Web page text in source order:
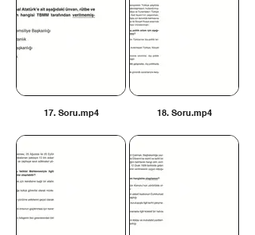
17. Soru.mp4 18. Soru.mp4